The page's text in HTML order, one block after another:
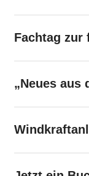
Fachtag zur
„Neues aus